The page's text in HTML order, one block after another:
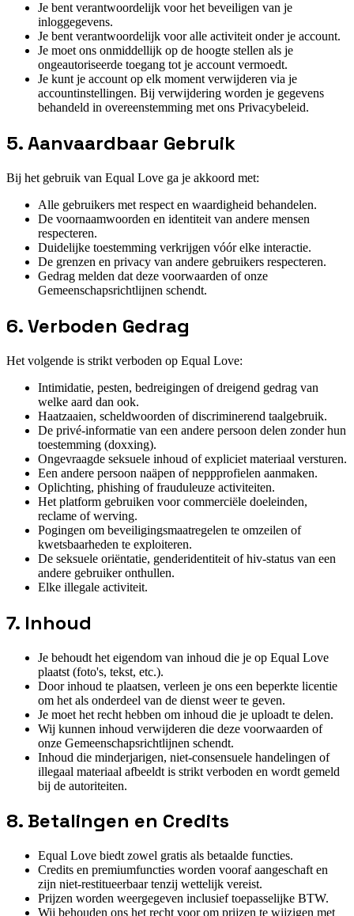
Je bent verantwoordelijk voor het beveiligen van je
inloggegevens.
Je bent verantwoordelijk voor alle activiteit onder je account.
Je moet ons onmiddellijk op de hoogte stellen als je
ongeautoriseerde toegang tot je account vermoedt.
Je kunt je account op elk moment verwijderen via je
accountinstellingen. Bij verwijdering worden je gegevens
behandeld in overeenstemming met ons Privacybeleid.
5. Aanvaardbaar Gebruik
Bij het gebruik van Equal Love ga je akkoord met:
Alle gebruikers met respect en waardigheid behandelen.
De voornaamwoorden en identiteit van andere mensen
respecteren.
Duidelijke toestemming verkrijgen vóór elke interactie.
De grenzen en privacy van andere gebruikers respecteren.
Gedrag melden dat deze voorwaarden of onze
Gemeenschapsrichtlijnen schendt.
6. Verboden Gedrag
Het volgende is strikt verboden op Equal Love:
Intimidatie, pesten, bedreigingen of dreigend gedrag van
welke aard dan ook.
Haatzaaien, scheldwoorden of discriminerend taalgebruik.
De privé-informatie van een andere persoon delen zonder hun
toestemming (doxxing).
Ongevraagde seksuele inhoud of expliciet materiaal versturen.
Een andere persoon naäpen of neppprofielen aanmaken.
Oplichting, phishing of frauduleuze activiteiten.
Het platform gebruiken voor commerciële doeleinden,
reclame of werving.
Pogingen om beveiligingsmaatregelen te omzeilen of
kwetsbaarheden te exploiteren.
De seksuele oriëntatie, genderidentiteit of hiv-status van een
andere gebruiker onthullen.
Elke illegale activiteit.
7. Inhoud
Je behoudt het eigendom van inhoud die je op Equal Love
plaatst (foto's, tekst, etc.).
Door inhoud te plaatsen, verleen je ons een beperkte licentie
om het als onderdeel van de dienst weer te geven.
Je moet het recht hebben om inhoud die je uploadt te delen.
Wij kunnen inhoud verwijderen die deze voorwaarden of
onze Gemeenschapsrichtlijnen schendt.
Inhoud die minderjarigen, niet-consensuele handelingen of
illegaal materiaal afbeeldt is strikt verboden en wordt gemeld
bij de autoriteiten.
8. Betalingen en Credits
Equal Love biedt zowel gratis als betaalde functies.
Credits en premiumfuncties worden vooraf aangeschaft en
zijn niet-restitueerbaar tenzij wettelijk vereist.
Prijzen worden weergegeven inclusief toepasselijke BTW.
Wij behouden ons het recht voor om prijzen te wijzigen met